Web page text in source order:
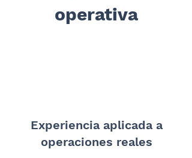
operativa
Experiencia aplicada a
operaciones reales